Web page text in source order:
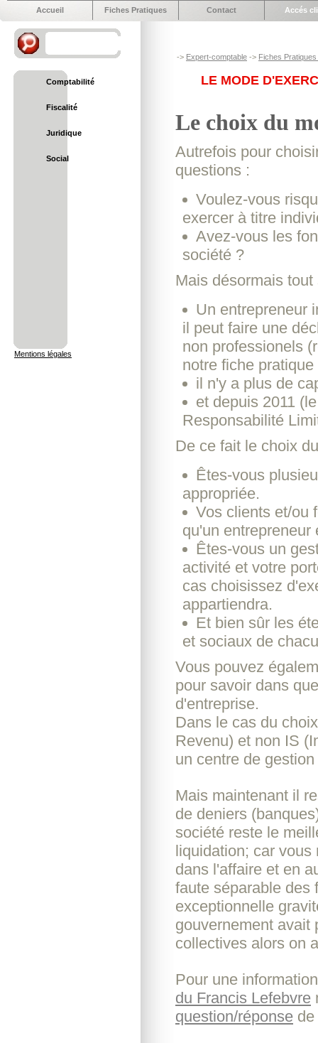
Accueil Fiches Pratiques Contact Accés
Comptabilité
Fiscalité
Juridique
Social
Mentions légales
-> Expert-comptable -> Fiches
LE MODE
Le choix du
Autrefois pour
questions :
Voulez-vous
exercer à titre
Avez-vous les
société ?
Mais désormais
Un entrepreneur
il peut faire une
non professionels
notre fiche
il n'y a plus de
et depuis 2011
Responsabilité
De ce fait le choix
Êtes-vous
appropriée.
Vos clients et/ou
qu'un entrepreneur
Êtes-vous un
activité et votre
cas choisissez
appartiendra.
Et bien sûr les
et sociaux de
Vous pouvez
pour savoir dans
d'entreprise.
Dans le cas du
Revenu) et non IS
un centre de
Mais maintenant il
de deniers
société reste le
liquidation; car vous
dans l'affaire et en
faute séparable des
exceptionnelle
gouvernement avait
collectives alors on
Pour une
du Francis Lefebvre
question/réponse